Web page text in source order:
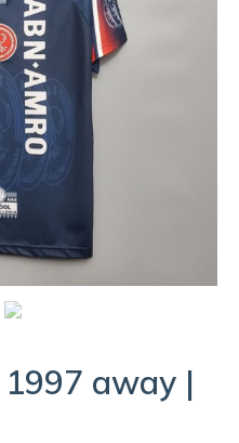
away |